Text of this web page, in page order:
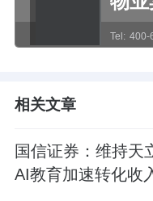
曾刚还提到，未
Tel: 400-
相关文章
国信证券：维持天
AI教育加速转化收